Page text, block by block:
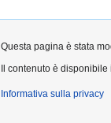
Questa pagina è stata
Il contenuto è
Informativa sulla privacy